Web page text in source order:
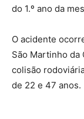
do 1.º ano da
O acidente
São Martinho da
colisão
de 22 e 47 anos.